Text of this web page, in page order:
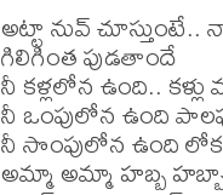
అట్టా నువ్
గిలిగింత పుడతాందే
నీ కళ్లలోన ఉంది..
నీ ఒంపులోన ఉంది
నీ సొంపులోన ఉంది
అమ్మా అమ్మా హబ్బ